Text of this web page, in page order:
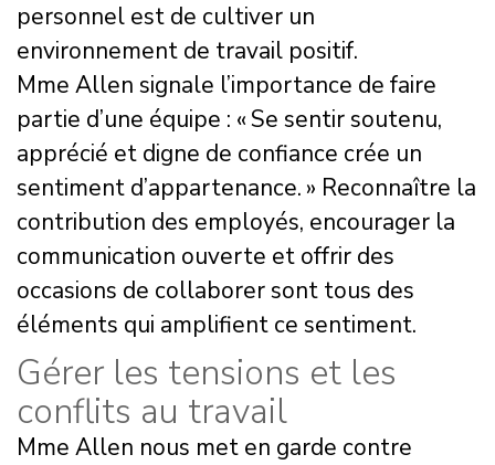
personnel est de cultiver un
environnement de travail positif.
Mme Allen signale l’importance de faire
partie d’une équipe : « Se sentir soutenu,
apprécié et digne de confiance crée un
sentiment d’appartenance. » Reconnaître la
contribution des employés, encourager la
communication ouverte et offrir des
occasions de collaborer sont tous des
éléments qui amplifient ce sentiment.
Gérer les tensions et les
conflits au travail
Mme Allen nous met en garde contre